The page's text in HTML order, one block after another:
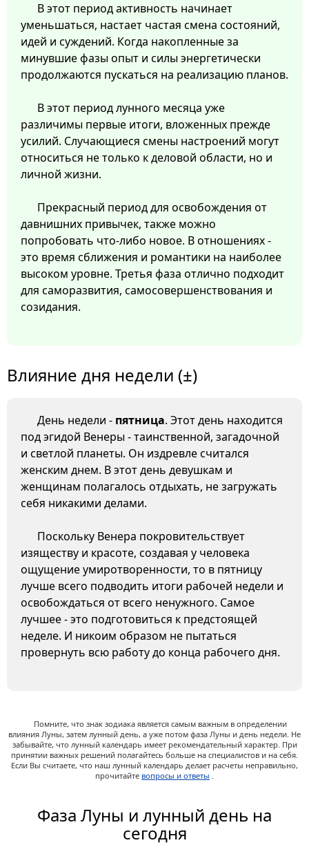
В этот период активность начинает
уменьшаться, настает частая смена состояний,
идей и суждений. Когда накопленные за
минувшие фазы опыт и силы энергетически
продолжаются пускаться на реализацию планов.
В этот период лунного месяца уже
различимы первые итоги, вложенных прежде
усилий. Случающиеся смены настроений могут
относиться не только к деловой области, но и
личной жизни.
Прекрасный период для освобождения от
давнишних привычек, также можно
попробовать что-либо новое. В отношениях -
это время сближения и романтики на наиболее
высоком уровне. Третья фаза отлично подходит
для саморазвития, самосовершенствования и
созидания.
Влияние дня недели (±)
День недели - пятница. Этот день находится
под эгидой Венеры - таинственной, загадочной
и светлой планеты. Он издревле считался
женским днем. В этот день девушкам и
женщинам полагалось отдыхать, не загружать
себя никакими делами.
Поскольку Венера покровительствует
изяществу и красоте, создавая у человека
ощущение умиротворенности, то в пятницу
лучше всего подводить итоги рабочей недели и
освобождаться от всего ненужного. Самое
лучшее - это подготовиться к предстоящей
неделе. И никоим образом не пытаться
провернуть всю работу до конца рабочего дня.
Помните, что знак зодиака является самым важным в определении
влияния Луны, затем лунный день, а уже потом фаза Луны и день недели. Не
забывайте, что лунный календарь имеет рекомендательный характер. При
принятии важных решений полагайтесь больше на специалистов и на себя.
Если Вы считаете, что наш лунный календарь делает расчеты неправильно,
прочитайте вопросы и ответы .
Фаза Луны и лунный день на
сегодня